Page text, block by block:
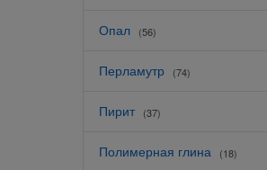
Опал (56)
Перламутр (74)
Пирит (37)
Полимерная глина (18)